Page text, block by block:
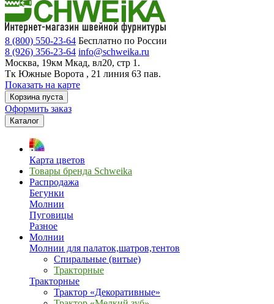
8 (800) 550-23-64 Бесплатно по России
8 (926) 356-23-64 info@schweika.ru
Москва, 19км Мкад, вл20, стр 1.
Тк Южные Ворота , 21 линия 63 пав.
Показать на карте
Корзина пуста
Оформить заказ
Каталог
Карта цветов
Товары бренда Schweika
Распродажа
Бегунки
Молнии
Пуговицы
Разное
Молнии
Молнии для палаток,шатров,тентов
Спиральные (витые)
Тракторные
Тракторные
Трактор «Декоративные»